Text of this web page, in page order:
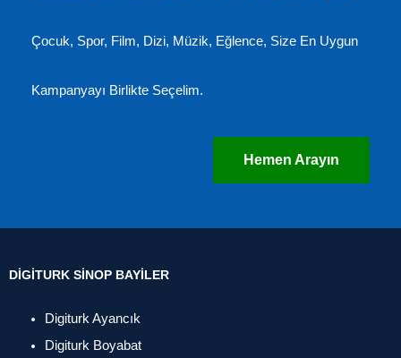
Çocuk, Spor, Film, Dizi, Müzik, Eğlence, Size En Uygun
Kampanyayı Birlikte Seçelim.
Hemen Arayın
DIGITURK SINOP BAYILER
Digiturk Ayancık
Digiturk Boyabat